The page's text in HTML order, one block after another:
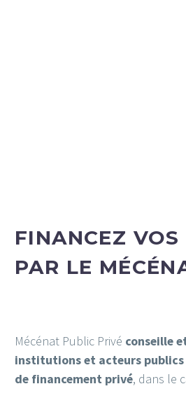
FINANCEZ VOS
PAR LE
Mécénat Public Privé conseille
institutions et acteurs publics
de financement privé, dans le